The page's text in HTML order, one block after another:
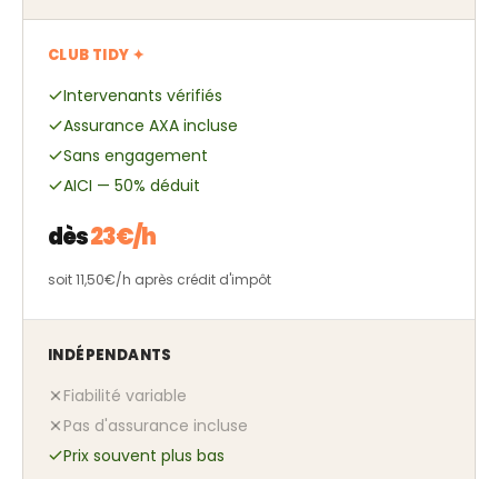
CLUB TIDY ✦
Intervenants vérifiés
Assurance AXA incluse
Sans engagement
AICI — 50% déduit
dès23€/h
soit 11,50€/h après crédit d'impôt
INDÉPENDANTS
Fiabilité variable
Pas d'assurance incluse
Prix souvent plus bas